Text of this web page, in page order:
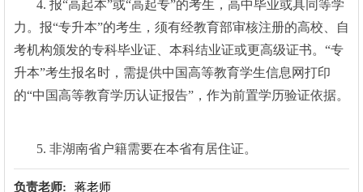
4. 报“高起本”或“高起专”的考生，高中毕业或具同等学
力。报“专升本”的考生，须有经教育部审核注册的高校、自
考机构颁发的专科毕业证、本科结业证或更高级证书。“专
升本”考生报名时，需提供中国高等教育学生信息网打印
的“中国高等教育学历认证报告”，作为前置学历验证依据。
5. 非湖南省户籍需要在本省有居住证。
负责老师: 蒋老师